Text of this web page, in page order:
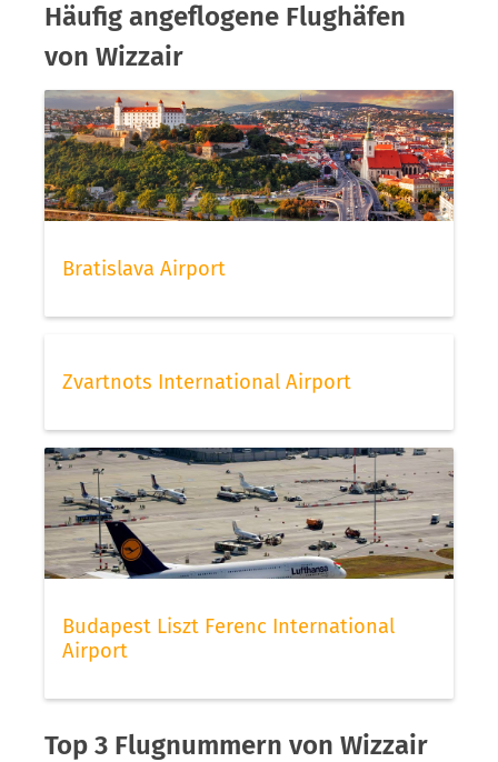
Häufig angeflogene Flughäfen
von Wizzair
Bratislava Airport
Zvartnots International Airport
Budapest Liszt Ferenc International
Airport
Top 3 Flugnummern von Wizzair